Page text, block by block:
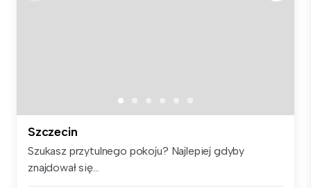
Szczecin
Szukasz przytulnego pokoju? Najlepiej gdyby
znajdował się...